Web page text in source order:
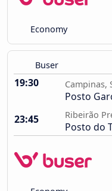
Economy
Buser
19:30 Campinas,
Posto
23:45
Ribeirão
Posto do